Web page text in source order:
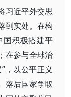
习近平外交思
到实处。在构
国积极搭建平
在参与全球治
，以公平正义
落后国家争取